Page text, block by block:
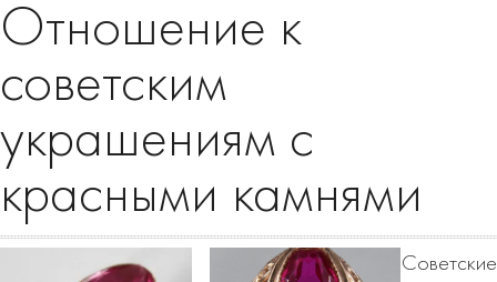
Отношение к
советским
украшениям с
красными камнями
Советские